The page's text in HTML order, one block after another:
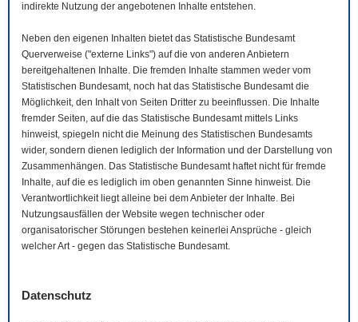
indirekte Nutzung der angebotenen Inhalte entstehen.
Neben den eigenen Inhalten bietet das Statistische Bundesamt
Querverweise ("externe Links") auf die von anderen Anbietern
bereitgehaltenen Inhalte. Die fremden Inhalte stammen weder vom
Statistischen Bundesamt, noch hat das Statistische Bundesamt die
Möglichkeit, den Inhalt von Seiten Dritter zu beeinflussen. Die Inhalte
fremder Seiten, auf die das Statistische Bundesamt mittels Links
hinweist, spiegeln nicht die Meinung des Statistischen Bundesamts
wider, sondern dienen lediglich der Information und der Darstellung von
Zusammenhängen. Das Statistische Bundesamt haftet nicht für fremde
Inhalte, auf die es lediglich im oben genannten Sinne hinweist. Die
Verantwortlichkeit liegt alleine bei dem Anbieter der Inhalte. Bei
Nutzungsausfällen der Website wegen technischer oder
organisatorischer Störungen bestehen keinerlei Ansprüche - gleich
welcher Art - gegen das Statistische Bundesamt.
Datenschutz